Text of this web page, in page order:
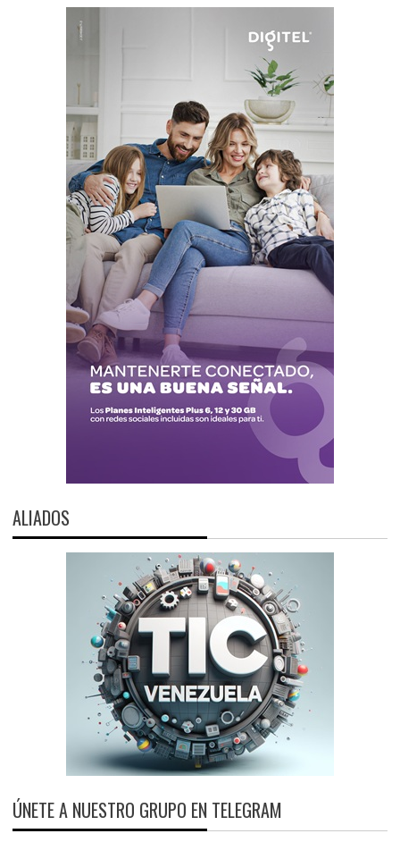
ALIADOS
ÚNETE A NUESTRO GRUPO EN TELEGRAM